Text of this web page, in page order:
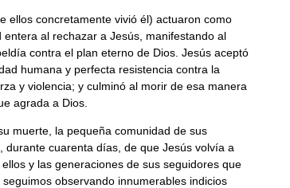
ellos concretamente vivió él) actuaron como
al rechazar a Jesús, manifestando al
contra el plan eterno de Dios. Jesús aceptó
humana y perfecta resistencia contra la
y violencia; y culminó al morir de esa manera
agrada a Dios.
muerte, la pequeña comunidad de sus
cuarenta días, de que Jesús volvía a
y las generaciones de sus seguidores que
observando innumerables indicios